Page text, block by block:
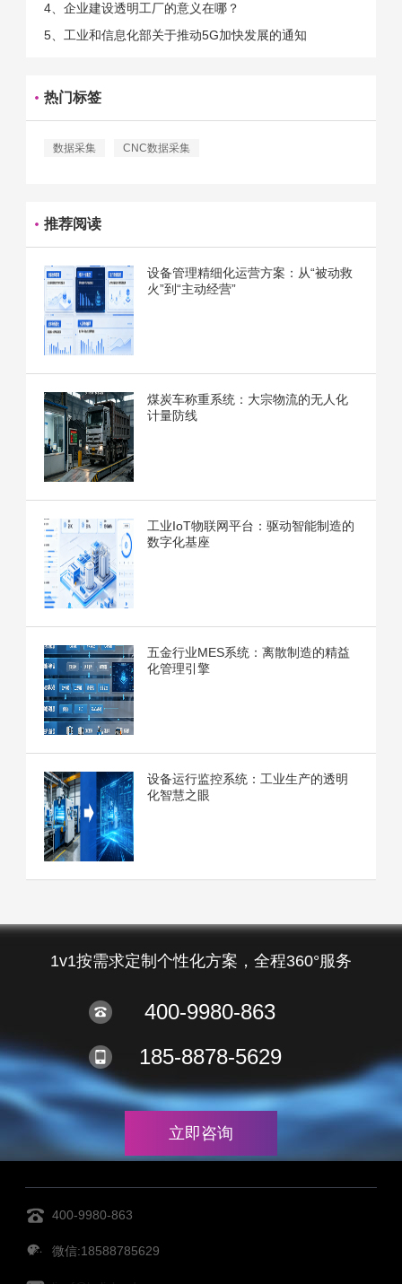
4、企业建设透明工厂的意义在哪？
5、工业和信息化部关于推动5G加快发展的通知
热门标签
数据采集 CNC数据采集
推荐阅读
设备管理精细化运营方案：从“被动救
火”到“主动经营”
煤炭车称重系统：大宗物流的无人化
计量防线
工业IoT物联网平台：驱动智能制造的
数字化基座
五金行业MES系统：离散制造的精益
化管理引擎
设备运行监控系统：工业生产的透明
化智慧之眼
1v1按需求定制个性化方案，全程360°服务
400-9980-863
185-8878-5629
立即咨询
400-9980-863
微信:18588785629